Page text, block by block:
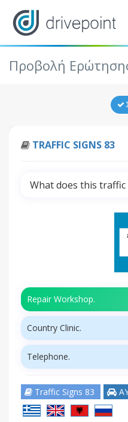
Προβολή
TRAFFIC SIGNS 83
What does this traffic
Repair Workshop.
Country Clinic.
Telephone.
Traffic Signs 83